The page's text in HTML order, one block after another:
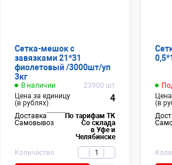
Сетка-мешок с
завязками 21*31
фиолетовый /3000шт/уп
3кг
В наличии
23900 шт
Цена за единицу
(в рублях)
4
Доставка
По тарифам ТК
Самовывоз
Со склада
в Уфе и
Челябинске
Количество
(в